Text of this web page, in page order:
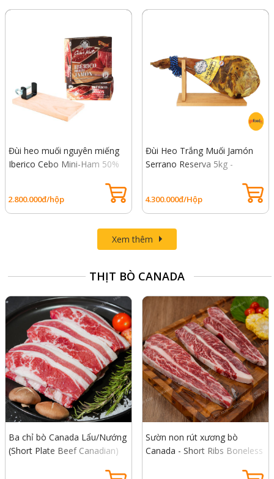
Đùi heo muối nguyên miếng
Iberico Cebo Mini-Ham 50%
2.800.000đ/hộp
Đùi Heo Trắng Muối Jamón
Serrano Reserva 5kg -
4.300.000đ/Hộp
Xem thêm
THỊT BÒ CANADA
Ba chỉ bò Canada Lẩu/Nướng
(Short Plate Beef Canadian)
Sườn non rút xương bò
Canada - Short Ribs Boneless